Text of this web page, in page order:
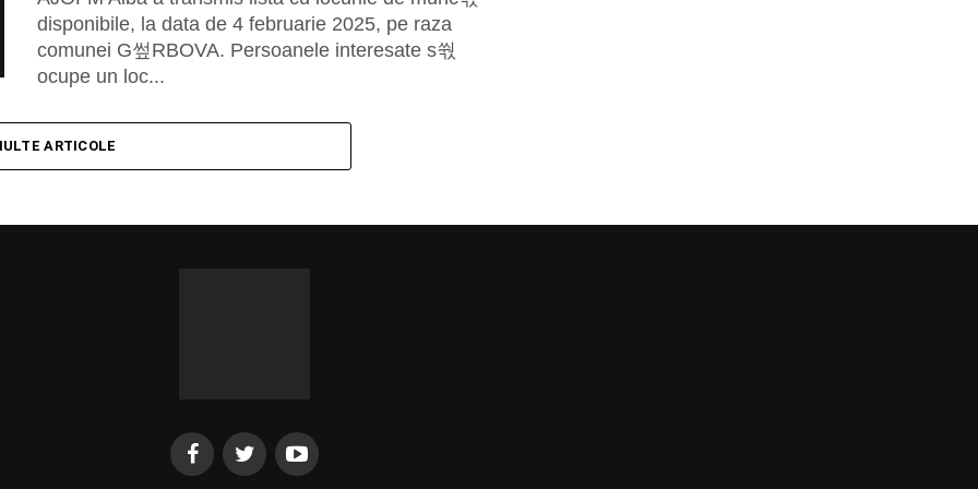
disponibile, la data de 4 februarie 2025, pe raza
comunei G쎂RBOVA. Persoanele interesate s쒃
ocupe un loc...
ARTICOLE